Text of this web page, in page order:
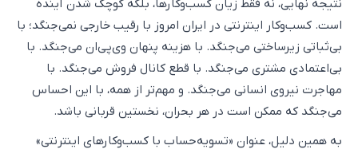
نتیجه نهایی، نه فقط زیان کسب‌وکارها، بلکه کوچک شدن آینده
است. کسب‌وکار اینترنتی در ایران امروز با رقیب خارجی نمی‌جنگد؛ با
بی‌ثباتی زیرساختی می‌جنگد. با هزینه پنهان وی‌پی‌ان می‌جنگد. با
بی‌اعتمادی مشتری می‌جنگد. با قطع کانال فروش می‌جنگد. با
مهاجرت نیروی انسانی می‌جنگد. و مهم‌تر از همه، با این احساس
می‌جنگد که ممکن است در هر بحران، نخستین قربانی باشد.
به همین دلیل، عنوان «تسویه‌حساب با کسب‌وکارهای اینترنتی»